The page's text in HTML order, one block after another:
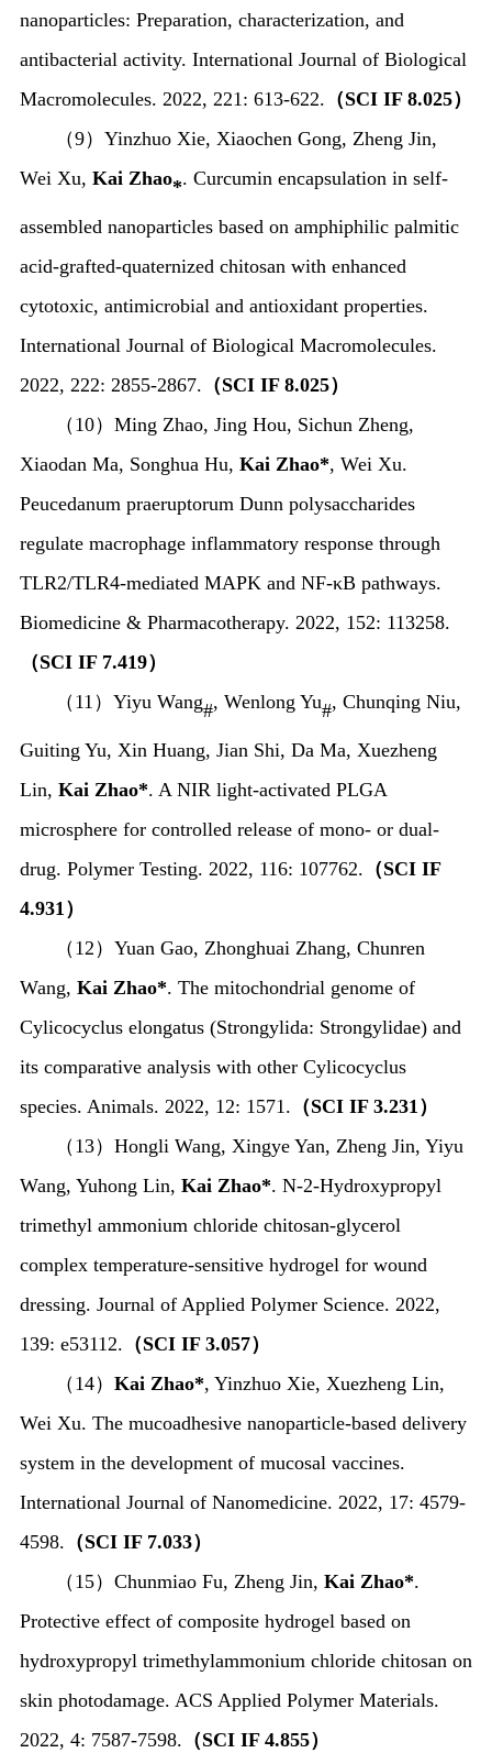
nanoparticles: Preparation, characterization, and
antibacterial activity. International Journal of Biological
Macromolecules. 2022, 221: 613-622. （SCI IF 8.025）
（9） Yinzhuo Xie, Xiaochen Gong, Zheng Jin,
Wei Xu, Kai Zhao*. Curcumin encapsulation in self-
assembled nanoparticles based on amphiphilic palmitic
acid-grafted-quaternized chitosan with enhanced
cytotoxic, antimicrobial and antioxidant properties.
International Journal of Biological Macromolecules.
2022, 222: 2855-2867. （SCI IF 8.025）
（ 10） Ming Zhao, Jing Hou, Sichun Zheng,
Xiaodan Ma, Songhua Hu, Kai Zhao*, Wei Xu.
Peucedanum praeruptorum Dunn polysaccharides
regulate macrophage inflammatory response through
TLR2/TLR4-mediated MAPK and NF-κB pathways.
Biomedicine & Pharmacotherapy. 2022, 152: 113258.
（SCI IF 7.419）
（ 11 ） Yiyu Wang#, Wenlong Yu#, Chunqing Niu,
Guiting Yu, Xin Huang, Jian Shi, Da Ma, Xuezheng
Lin, Kai Zhao*. A NIR light-activated PLGA
microsphere for controlled release of mono- or dual-
drug. Polymer Testing. 2022, 116: 107762. （SCI IF
4.931 ）
（ 12 ） Yuan Gao, Zhonghuai Zhang, Chunren
Wang, Kai Zhao*. The mitochondrial genome of
Cylicocyclus elongatus(Strongylida: Strongylidae) and
its comparative analysis with other Cylicocyclus
species. Animals. 2022, 12: 1571. （SCI IF 3.231 ）
（ 13） Hongli Wang, Xingye Yan, Zheng Jin, Yiyu
Wang, Yuhong Lin, Kai Zhao*. N-2-Hydroxypropyl
trimethyl ammonium chloride chitosan-glycerol
complex temperature-sensitive hydrogel for wound
dressing. Journal of Applied Polymer Science. 2022,
139: e53112. （SCI IF 3.057）
（ 14） Kai Zhao*, Yinzhuo Xie, Xuezheng Lin,
Wei Xu. The mucoadhesive nanoparticle-based delivery
system in the development of mucosal vaccines.
International Journal of Nanomedicine. 2022, 17: 4579-
4598. （SCI IF 7.033）
（ 15） Chunmiao Fu, Zheng Jin, Kai Zhao*.
Protective effect of composite hydrogel based on
hydroxypropyl trimethylammonium chloride chitosan on
skin photodamage. ACS Applied Polymer Materials.
2022, 4: 7587-7598. （SCI IF 4.855）